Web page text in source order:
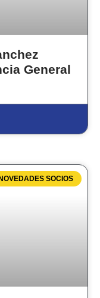
General
NOVEDADES SOCIOS